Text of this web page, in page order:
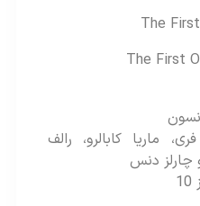
ماریا کابالرو، رالف
چارلز دنس